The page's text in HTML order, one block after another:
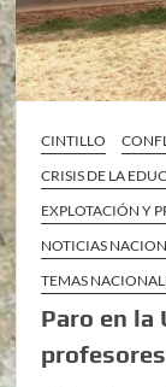
CINTILLO
CRISIS DE LA
EXPLOTACIÓN Y
NOTICIAS
TEMAS
Paro en la